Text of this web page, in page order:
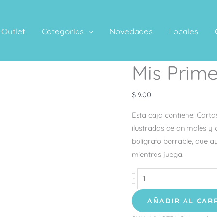
Outlet Categorias Novedades Locales
Mis
$ 9.00
Esta caja contiene:
ilustradas de animales y
bolígrafo borrable, que
mientras juega.
-
Mis
Primeras
Palabras
AÑADIR AL